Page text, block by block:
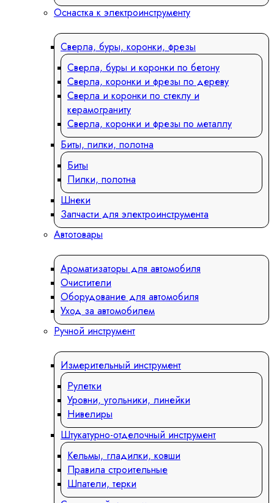
Оснастка к электроинструменту
Сверла, буры, коронки, фрезы
Сверла, буры и коронки по бетону
Сверла, коронки и фрезы по дереву
Сверла и коронки по стеклу и
керамограниту
Сверла, коронки и фрезы по металлу
Биты, пилки, полотна
Биты
Пилки, полотна
Шнеки
Запчасти для электроинструмента
Автотовары
Ароматизаторы для автомобиля
Очистители
Оборудование для автомобиля
Уход за автомобилем
Ручной инструмент
Измерительный инструмент
Рулетки
Уровни, угольники, линейки
Нивелиры
Штукатурно-отделочный инструмент
Кельмы, гладилки, ковши
Правила строительные
Шпатели, терки